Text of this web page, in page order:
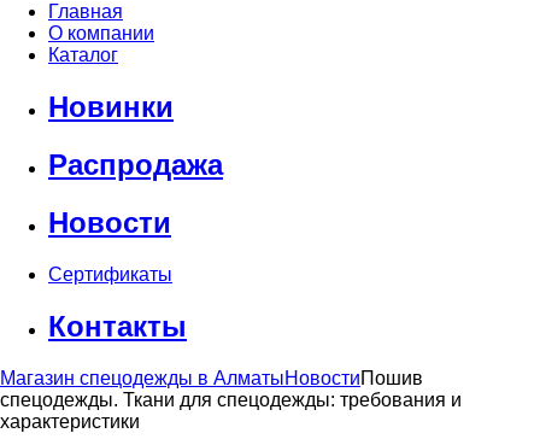
Главная
О компании
Каталог
Новинки
Распродажа
Новости
Сертификаты
Контакты
Магазин спецодежды в АлматыНовостиПошив
спецодежды. Ткани для спецодежды: требования и
характеристики